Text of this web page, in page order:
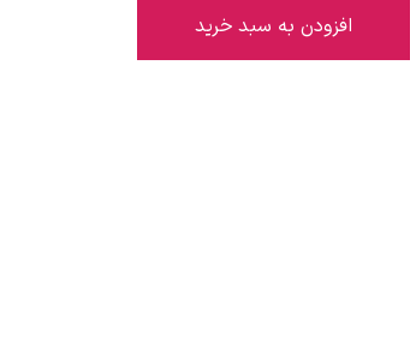
افزودن به سبد خرید